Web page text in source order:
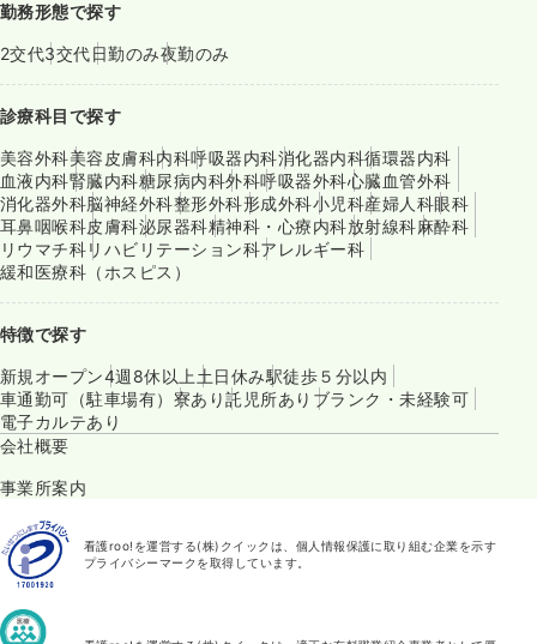
勤務形態で探す
2交代3交代日勤のみ夜勤のみ
診療科目で探す
美容外科美容皮膚科内科呼吸器内科消化器内科循環器内科
血液内科腎臓内科糖尿病内科外科呼吸器外科心臓血管外科
消化器外科脳神経外科整形外科形成外科小児科産婦人科眼科
耳鼻咽喉科皮膚科泌尿器科精神科・心療内科放射線科麻酔科
リウマチ科リハビリテーション科アレルギー科
緩和医療科（ホスピス）
特徴で探す
新規オープン4週8休以上 土日休み駅徒歩５分以内
車通勤可（駐車場有） 寮あり託児所あり ブランク・未経験可
電子カルテあり
会社概要
事業所案内
看護roo!を運営する(株)クイックは、個人情報保護に取り組む企業を示す
プライバシーマークを取得しています。